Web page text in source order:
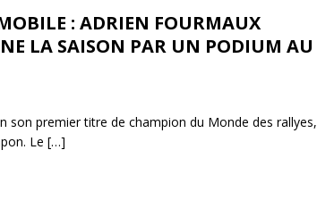
: ADRIEN FOURMAUX
LA SAISON PAR UN PODIUM AU
son premier titre de champion du Monde des rallyes,
Le […]